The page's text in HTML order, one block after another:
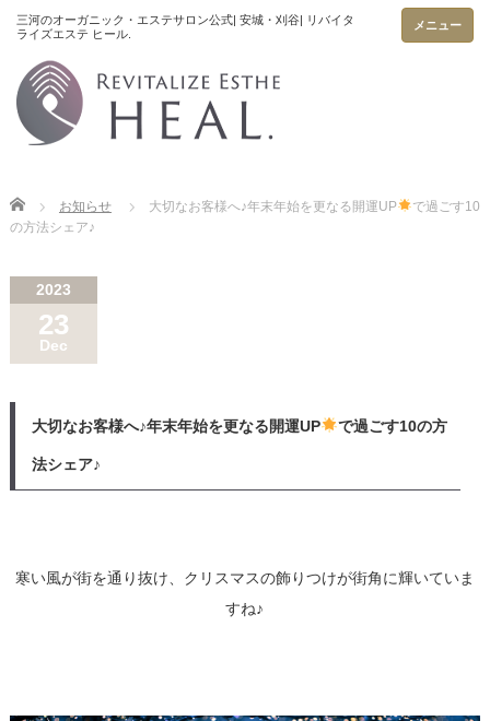
メニュー
Home お知らせ 大切なお客様へ♪年末年始を更なる開運UP
で過ごす10
の方法シェア♪
2023
23
Dec
大切なお客様へ♪年末年始を更なる開運UP で過ごす10の方
法シェア♪
寒い風が街を通り抜け、クリスマスの飾りつけが街角に輝いていま
すね♪